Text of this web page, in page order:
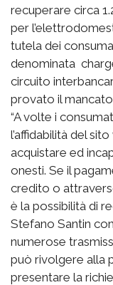
recuperare circa
per
tutela dei
denominata
circuito
provato il
“A volte i
l’affidabilità del
acquistare ed
onesti. Se il
credito o
è la possibilità di
Stefano Santin
numerose
può rivolgere alla
presentare la